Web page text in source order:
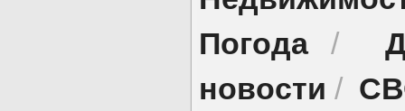
Погода/
новости /